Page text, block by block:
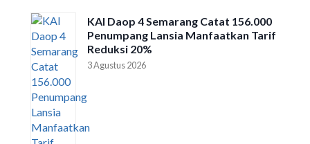
KAI Daop 4 Semarang Catat 156.000
Penumpang Lansia Manfaatkan Tarif
Reduksi 20%
3 Agustus 2026